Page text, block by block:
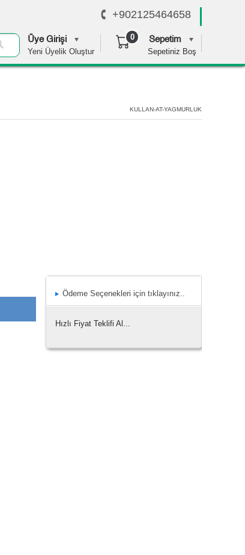
+902125464658
Üye Girişi
Yeni Üyelik Oluştur
Sepetim
0
Sepetiniz Boş
0,00 TL
KULLAN-AT-YAGMURLUK
Ödeme Seçenekleri için tıklayınız..
Hızlı Fiyat Teklifi Al...